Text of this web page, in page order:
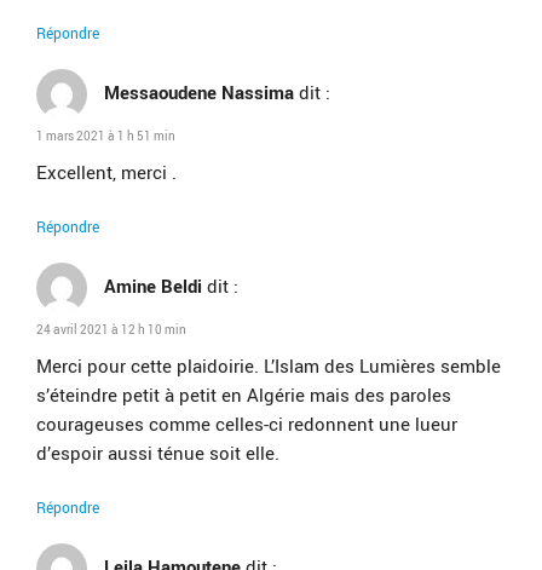
Répondre
Messaoudene Nassima dit :
1 mars 2021 à 1 h 51 min
Excellent, merci .
Répondre
Amine Beldi dit :
24 avril 2021 à 12 h 10 min
Merci pour cette plaidoirie. L’Islam des Lumières semble
s’éteindre petit à petit en Algérie mais des paroles
courageuses comme celles-ci redonnent une lueur
d’espoir aussi ténue soit elle.
Répondre